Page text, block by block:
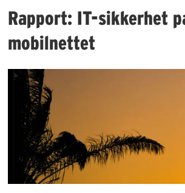
Rapport: IT-sikkerhet
mobilnettet